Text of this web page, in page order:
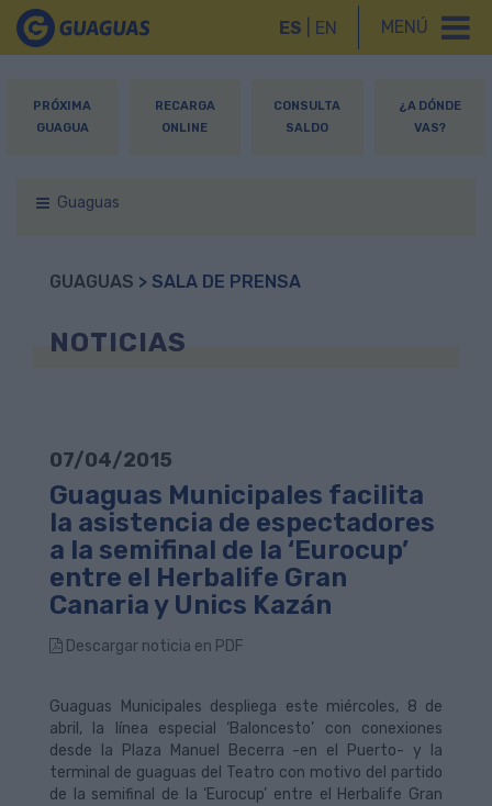
MENÚ
ES EN
PRÓXIMA
GUAGUA
RECARGA
ONLINE
CONSULTA
SALDO
¿A DÓNDE
VAS?
Guaguas
GUAGUAS > SALA DE PRENSA
NOTICIAS
07/04/2015
Guaguas Municipales facilita
la asistencia de espectadores
a la semifinal de la ‘Eurocup’
entre el Herbalife Gran
Canaria y Unics Kazán
Descargar noticia en PDF
Guaguas Municipales despliega este miércoles, 8 de
abril, la línea especial ‘Baloncesto’ con conexiones
desde la Plaza Manuel Becerra -en el Puerto- y la
terminal de guaguas del Teatro con motivo del partido
de la semifinal de la ‘Eurocup’ entre el Herbalife Gran